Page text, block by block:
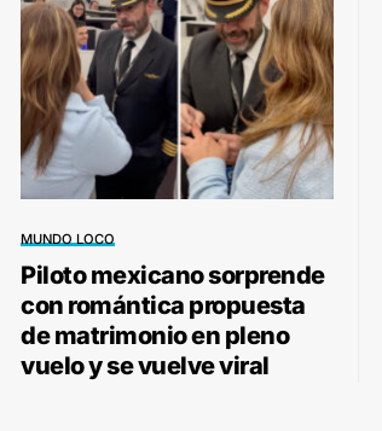
MUNDO LOCO
Piloto mexicano sorprende
con romántica propuesta
de matrimonio en pleno
vuelo y se vuelve viral